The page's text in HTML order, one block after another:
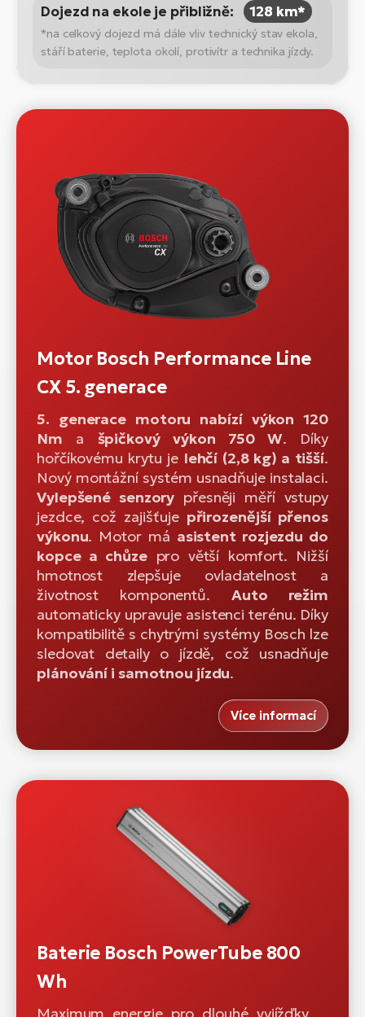
Dojezd na ekole je přibližně: 128 km*
*na celkový dojezd má dále vliv technický stav ekola,
stáří baterie, teplota okolí, protivítr a technika jízdy.
Motor Bosch Performance Line
CX 5. generace
5. generace motoru nabízí výkon 120
Nm a špičkový výkon 750 W. Díky
hořčíkovému krytu je lehčí (2,8 kg) a tišší.
Nový montážní systém usnadňuje instalaci.
Vylepšené senzory přesněji měří vstupy
jezdce, což zajišťuje přirozenější přenos
výkonu. Motor má asistent rozjezdu do
kopce a chůzepro větší komfort. Nižší
hmotnost zlepšuje ovladatelnost a
životnost komponentů. Auto režim
automaticky upravuje asistenci terénu. Díky
kompatibilitě s chytrými systémy Bosch lze
sledovat detaily o jízdě, což usnadňuje
plánování i samotnou jízdu.
Více informací
Baterie Bosch PowerTube 800
Wh